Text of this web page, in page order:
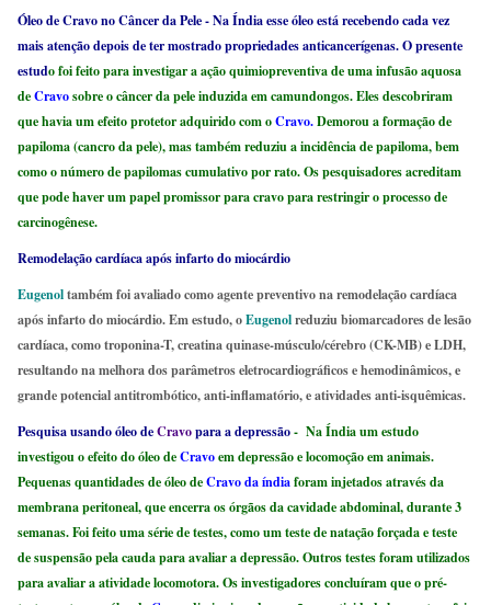
Óleo de Cravo no Câncer da Pele -Na Índia esse óleo está recebendo cada vez
mais atenção depois de ter mostrado propriedades anticancerígenas. O presente
estudo foi feito para investigar a ação quimiopreventiva de uma infusão aquosa
deCravosobre o câncer da pele induzida em camundongos. Eles descobriram
que havia um efeito protetor adquirido com oCravo.Demorou a formação de
papiloma (cancro da pele), mas também reduziu a incidência de papiloma, bem
como o número de papilomas cumulativo por rato. Os pesquisadores acreditam
que pode haver um papel promissor para cravo para restringir o processo de
carcinogênese.
Remodelação cardíaca após infarto do miocárdio
Eugenoltambém foi avaliado como agente preventivo na remodelação cardíaca
após infarto do miocárdio. Em estudo, oEugenolreduziu biomarcadores de lesão
cardíaca, como troponina-T, creatina quinase-músculo/cérebro (CK-MB) e LDH,
resultando na melhora dos parâmetros eletrocardiográficos e hemodinâmicos, e
grande potencial antitrombótico, anti-inflamatório, e atividades anti-isquêmicas.
Pesquisa usando óleo deCravopara a depressão- Na Índia um estudo
investigou o efeito do óleo deCravoem depressão e locomoção em animais.
Pequenas quantidades de óleo deCravo da índiaforam injetados através da
membrana peritoneal, que encerra os órgãos da cavidade abdominal, durante 3
semanas. Foi feito uma série de testes, como um teste de natação forçada e teste
de suspensão pela cauda para avaliar a depressão. Outros testes foram utilizados
para avaliar a atividade locomotora. Os investigadores concluíram que o pré-